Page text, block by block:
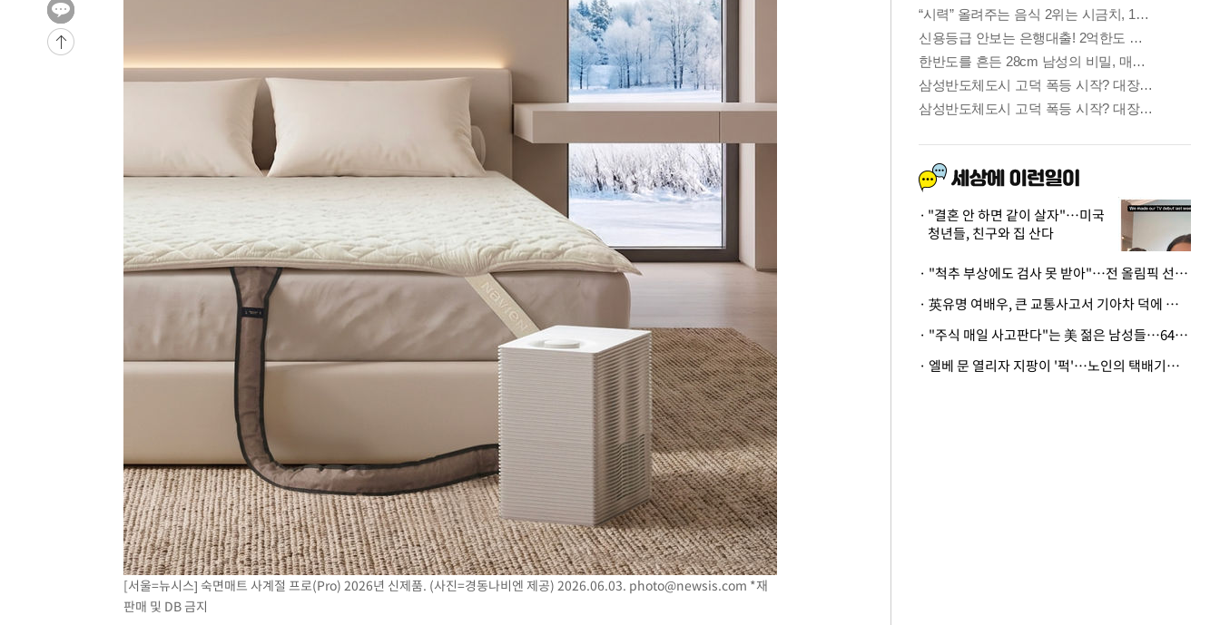
청래 44.56%
-17107초 전 >
42.08%·宋 10.17%
-16641초 전 >
[속보]與 당대표 경선, 제주·인천 권리당원 투표 김민석 승리
낮 최고 35도 '무더위'…동해안 시간당 30㎜ '강한 비'[내일날씨]
[속보]이강인 "감독님이 원하는 마음 느꼈고, 많은 트로피 원해 아틀
수도권 40도 육박 '펄펄'…동해안 일부 지역엔 호의주의보
온열질환 사망자 3명 늘어…누적 환자 3000명 돌파
강릉에 시간당 81.4㎜ 물폭탄…도로 잠기고 담벼락 붕괴
백운산서 80년근 천종산삼 9뿌리 발견…감정가 1.3억원
선재도서 해루질 나섰다 실종 60대, 닷새 만에 숨진 채 발견
남자 농구, 나고야 아시안게임서 '홈팀' 일본과 한일전
여수 오동도 해상서 모터보트 전복…1명 사망·1명 실종
극한폭염 한풀 꺾이지만…'낮 최고 35도' 무더위, 열대야 계속[다음주
축구협회 "압수수색·성접대 논란 사과…쇄신의 기회로 삼겠다"
[속보]'압수수색·성접대 논란' 축구협회 "실망과 걱정 안겨드려 죄송"
'최고 37도' 폭염 지속…강원동해안 최대 150㎜ 비
[속보]뉴욕증시 상승 마감…S&P 0.6% 나스닥 1.3%↑
[서울=뉴시스] 숙면매트 사계절 프로(Pro) 2026년 신제품. (사진=경동나비엔 제공) 2026.06.03. photo@newsis.com *재
판매 및 DB 금지
"결혼 안 하면 같이 살자"…미국
청년들, 친구와 집 산다
· "척추 부상에도 검사 못 받아"…전 올림픽 선수, 美봅슬레이협회 상대 소송
· 英유명 여배우, 큰 교통사고서 기아차 덕에 살았다
· "주식 매일 사고판다"는 美 젊은 남성들…64%가 "나는 인생의 패배자“
· 엘베 문 열리자 지팡이 '퍽'…노인의 택배기사 폭행 이유